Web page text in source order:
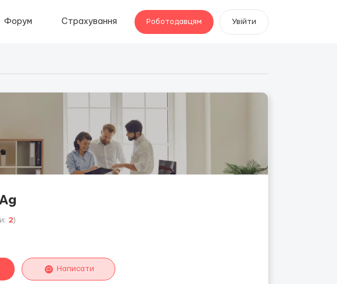
Форум Страхування Роботодавцям Увійти
2)
Написати